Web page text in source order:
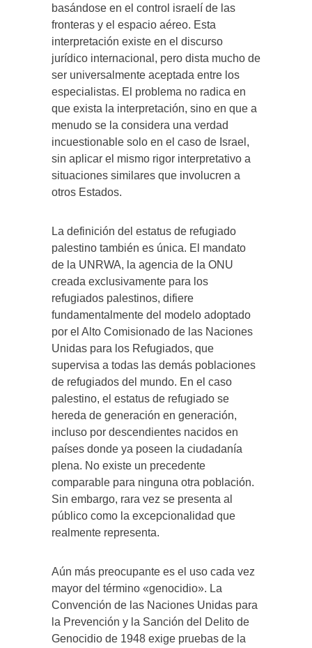
basándose en el control israelí de las
fronteras y el espacio aéreo. Esta
interpretación existe en el discurso
jurídico internacional, pero dista mucho de
ser universalmente aceptada entre los
especialistas. El problema no radica en
que exista la interpretación, sino en que a
menudo se la considera una verdad
incuestionable solo en el caso de Israel,
sin aplicar el mismo rigor interpretativo a
situaciones similares que involucren a
otros Estados.
La definición del estatus de refugiado
palestino también es única. El mandato
de la UNRWA, la agencia de la ONU
creada exclusivamente para los
refugiados palestinos, difiere
fundamentalmente del modelo adoptado
por el Alto Comisionado de las Naciones
Unidas para los Refugiados, que
supervisa a todas las demás poblaciones
de refugiados del mundo. En el caso
palestino, el estatus de refugiado se
hereda de generación en generación,
incluso por descendientes nacidos en
países donde ya poseen la ciudadanía
plena. No existe un precedente
comparable para ninguna otra población.
Sin embargo, rara vez se presenta al
público como la excepcionalidad que
realmente representa.
Aún más preocupante es el uso cada vez
mayor del término «genocidio». La
Convención de las Naciones Unidas para
la Prevención y la Sanción del Delito de
Genocidio de 1948 exige pruebas de la